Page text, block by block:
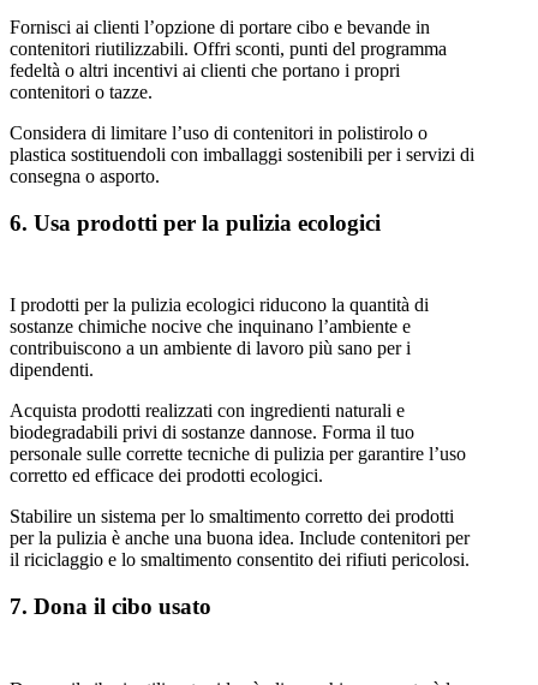
Fornisci ai clienti l’opzione di portare cibo e bevande in
contenitori riutilizzabili. Offri sconti, punti del programma
fedeltà o altri incentivi ai clienti che portano i propri
contenitori o tazze.
Considera di limitare l’uso di contenitori in polistirolo o
plastica sostituendoli con imballaggi sostenibili per i servizi di
consegna o asporto.
6. Usa prodotti per la pulizia ecologici
I prodotti per la pulizia ecologici riducono la quantità di
sostanze chimiche nocive che inquinano l’ambiente e
contribuiscono a un ambiente di lavoro più sano per i
dipendenti.
Acquista prodotti realizzati con ingredienti naturali e
biodegradabili privi di sostanze dannose. Forma il tuo
personale sulle corrette tecniche di pulizia per garantire l’uso
corretto ed efficace dei prodotti ecologici.
Stabilire un sistema per lo smaltimento corretto dei prodotti
per la pulizia è anche una buona idea. Include contenitori per
il riciclaggio e lo smaltimento consentito dei rifiuti pericolosi.
7. Dona il cibo usato